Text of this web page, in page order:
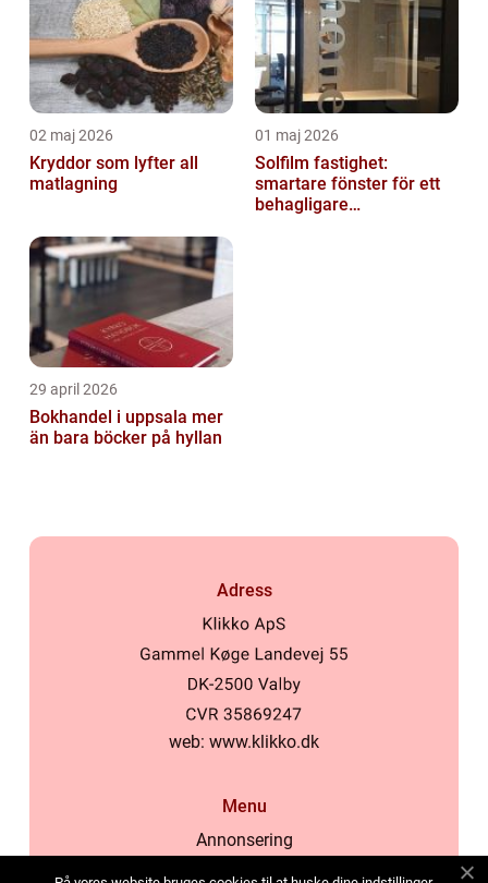
02 maj 2026
Kryddor som lyfter all
matlagning
01 maj 2026
Solfilm fastighet:
smartare fönster för ett
behagligare
29 april 2026
Bokhandel i uppsala mer
än bara böcker på hyllan
Adress
web: www.klikko.dk
Menu
Annonsering